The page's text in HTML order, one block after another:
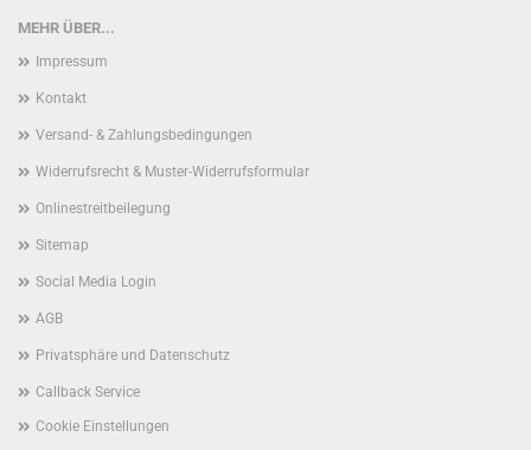
MEHR ÜBER...
Impressum
Kontakt
Versand- & Zahlungsbedingungen
Widerrufsrecht & Muster-Widerrufsformular
Onlinestreitbeilegung
Sitemap
Social Media Login
AGB
Privatsphäre und Datenschutz
Callback Service
Cookie Einstellungen